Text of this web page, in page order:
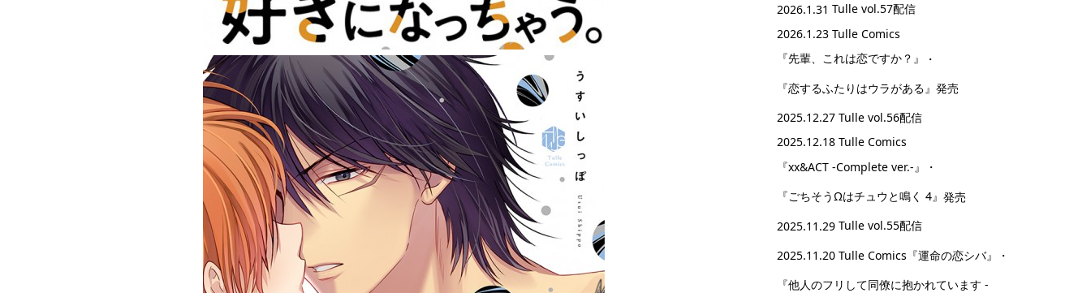
2026.1.31 Tulle vol.57配信
2026.1.23 Tulle Comics
『先輩、これは恋ですか？』
・
『恋するふたりはウラがある』 発売
2025.12.27 Tulle vol.56配信
2025.12.18 Tulle Comics
『xx&ACT -Complete ver.-』
・
『ごちそうΩはチュウと鳴く 4』 発売
2025.11.29 Tulle vol.55配信
2025.11.20 Tulle Comics 『運命の恋シバ』
・
『他人のフリして同僚に抱かれています -